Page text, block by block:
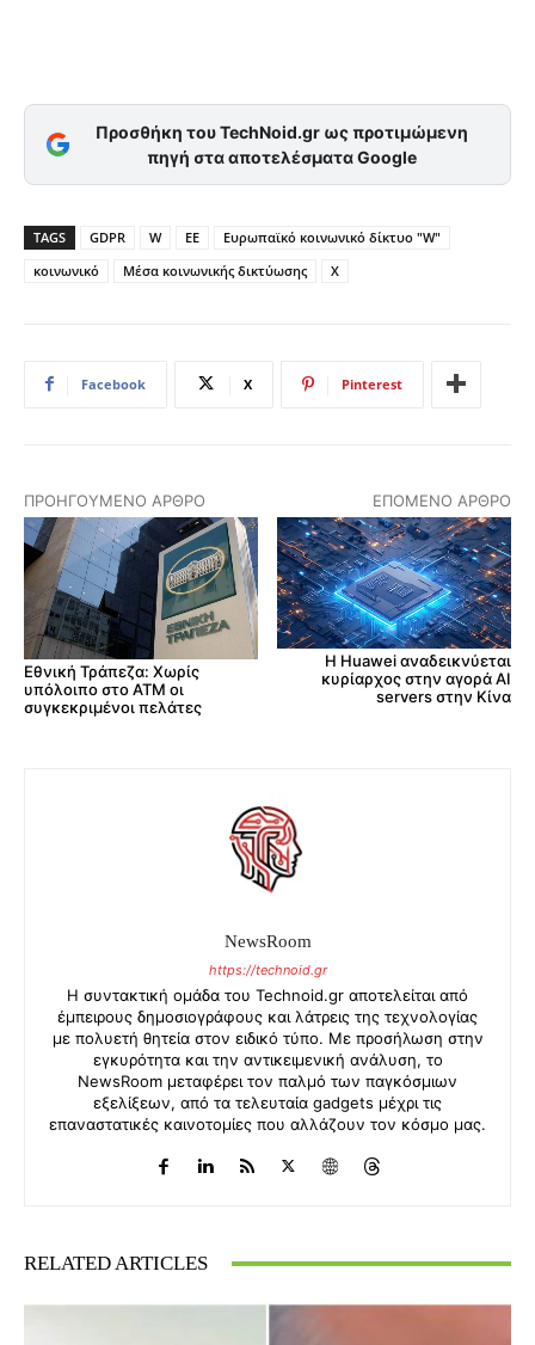
Προσθήκη του TechNoid.gr ως προτιμώμενη
πηγή στα αποτελέσματα Google
TAGS GDPR W ΕΕ
Ευρωπαϊκό κοινωνικό δίκτυο "W"
κοινωνικό
Μέσα κοινωνικής δικτύωσης Χ
Facebook X Pinterest
ΠΡΟΗΓΟΎΜΕΝΟ ΆΡΘΡΟ
Εθνική Τράπεζα: Χωρίς
υπόλοιπο στο ΑΤΜ οι
συγκεκριμένοι πελάτες
ΕΠΌΜΕΝΟ ΆΡΘΡΟ
Η Huawei αναδεικνύεται
κυρίαρχος στην αγορά AI
servers στην Κίνα
NewsRoom
https://technoid.gr
Η συντακτική ομάδα του Technoid.gr αποτελείται από
έμπειρους δημοσιογράφους και λάτρεις της τεχνολογίας
με πολυετή θητεία στον ειδικό τύπο. Με προσήλωση στην
εγκυρότητα και την αντικειμενική ανάλυση, το
NewsRoom μεταφέρει τον παλμό των παγκόσμιων
εξελίξεων, από τα τελευταία gadgets μέχρι τις
επαναστατικές καινοτομίες που αλλάζουν τον κόσμο μας.
RELATED ARTICLES